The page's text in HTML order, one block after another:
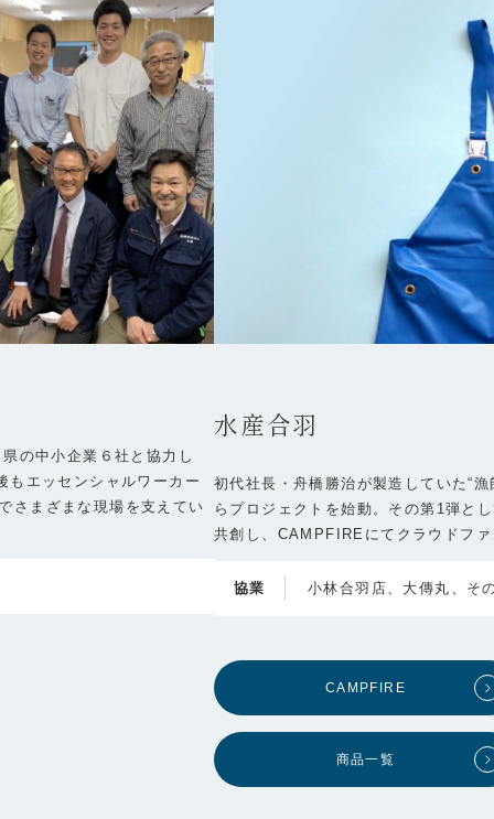
の中小企業６社と協力し
もエッセンシャルワーカー
さまざまな現場を支えてい
水産合羽
初代社長・舟橋勝治が製造していた“
らプロジェクトを始動。その第1弾と
共創し、CAMPFIREにてクラウドフ
協業 小林合羽店、大傳丸、そ
CAMPFIRE
商品一覧